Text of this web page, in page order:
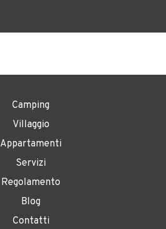
Camping
Villaggio
Appartamenti
Servizi
Regolamento
Blog
Contatti